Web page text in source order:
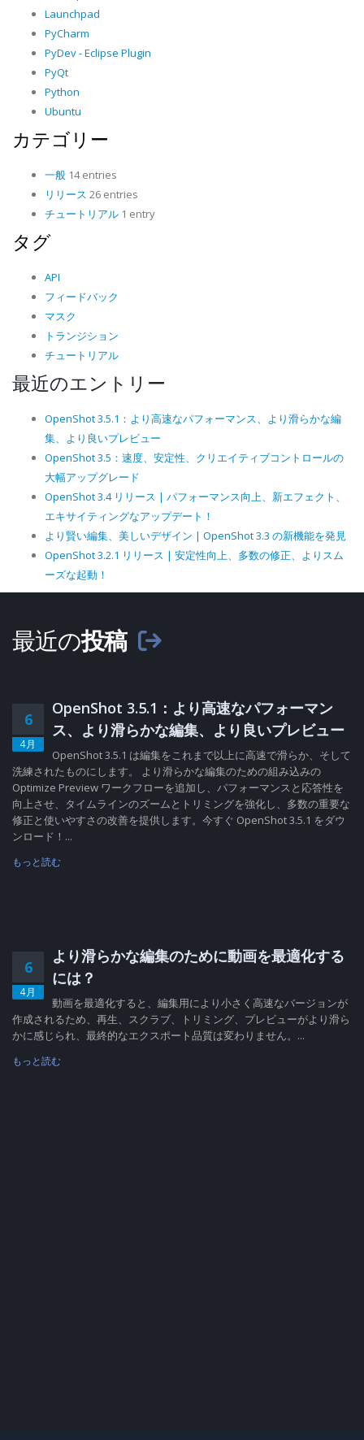
Launchpad
PyCharm
PyDev - Eclipse Plugin
PyQt
Python
Ubuntu
カテゴリー
一般 14 entries
リリース 26 entries
チュートリアル 1 entry
タグ
API
フィードバック
マスク
トランジション
チュートリアル
最近のエントリー
OpenShot 3.5.1：より高速なパフォーマンス、より滑らかな編
集、より良いプレビュー
OpenShot 3.5：速度、安定性、クリエイティブコントロールの
大幅アップグレード
OpenShot 3.4 リリース | パフォーマンス向上、新エフェクト、
エキサイティングなアップデート！
より賢い編集、美しいデザイン | OpenShot 3.3 の新機能を発見
OpenShot 3.2.1 リリース | 安定性向上、多数の修正、よりスム
ーズな起動！
最近の投稿
6
4月
OpenShot 3.5.1：より高速なパフォーマン
ス、より滑らかな編集、より良いプレビュー
OpenShot 3.5.1 は編集をこれまで以上に高速で滑らか、そして
洗練されたものにします。 より滑らかな編集のための組み込みの
Optimize Preview ワークフローを追加し、パフォーマンスと応答性を
向上させ、タイムラインのズームとトリミングを強化し、多数の重要な
修正と使いやすさの改善を提供します。今すぐ OpenShot 3.5.1 をダウ
ンロード！...
もっと読む
6
4月
より滑らかな編集のために動画を最適化する
には？
動画を最適化すると、編集用により小さく高速なバージョンが
作成されるため、再生、スクラブ、トリミング、プレビューがより滑ら
かに感じられ、最終的なエクスポート品質は変わりません。...
もっと読む